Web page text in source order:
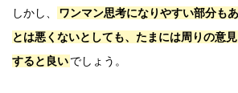
しかし、
ワンマン思考になりやすい部分も
とは悪くないとしても、たまには周りの意
すると良いでしょう。